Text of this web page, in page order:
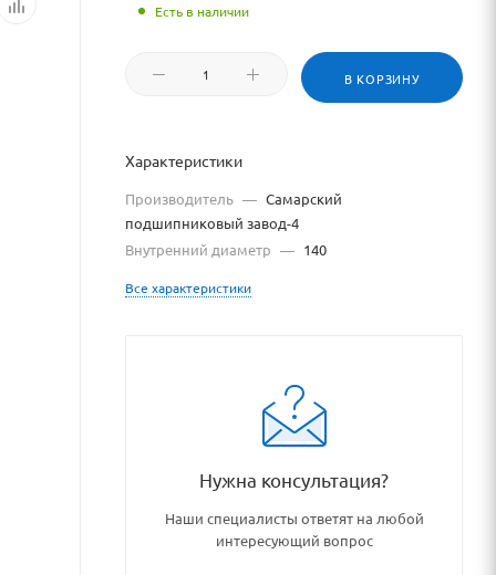
Есть в наличии
В КОРЗИНУ
Характеристики
Производитель — Самарский
подшипниковый завод-4
Внутренний диаметр — 140
Все характеристики
Нужна консультация?
Наши специалисты ответят на любой
интересующий вопрос